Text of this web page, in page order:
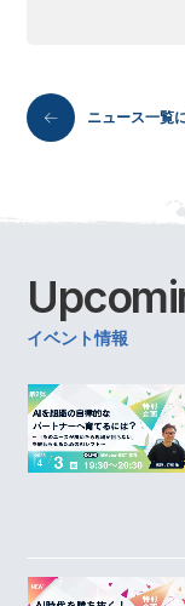
ニュース一覧
イベント情報